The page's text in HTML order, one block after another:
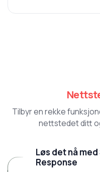
Tilbyr en rekke
nettstedet ditt
Løs det nå
Response